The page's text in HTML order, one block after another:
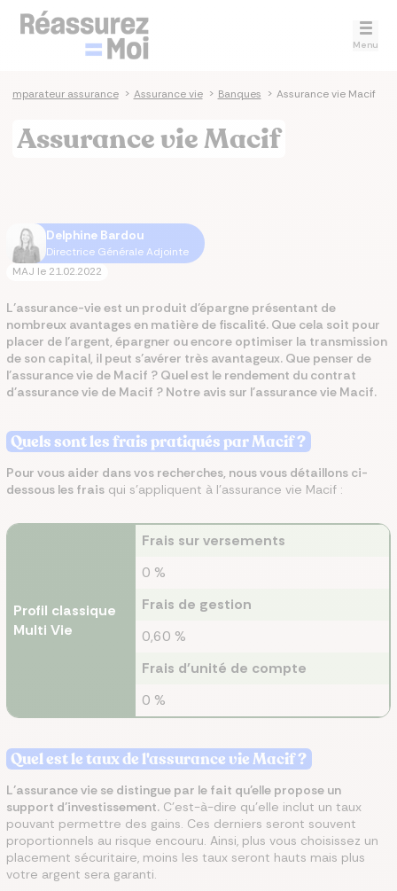
Menu
assurance > Assurance vie > Banques > Assurance vie Macif
Assurance vie Macif
Delphine Bardou
Directrice Générale Adjointe
MAJ le 21.02.2022
L’assurance-vie est un produit d’épargne présentant de
nombreux avantages en matière de fiscalité. Que cela soit pour
placer de l’argent, épargner ou encore optimiser la transmission
de son capital, il peut s’avérer très avantageux. Que penser de
l'assurance vie de Macif ? Quel est le rendement du contrat
d'assurance vie de Macif ? Notre avis sur l'assurance vie Macif.
Quels sont les frais pratiqués par Macif ?
Pour vous aider dans vos recherches, nous vous détaillons ci-
dessous les frais qui s’appliquent à l’assurance vie Macif :
Profil classique
Multi Vie
Frais sur versements
0 %
Frais de gestion
0,60 %
Frais d'unité de compte
0 %
Quel est le taux de l'assurance vie Macif ?
L’assurance vie se distingue par le fait qu’elle propose un
support d’investissement. C’est-à-dire qu’elle inclut un taux
pouvant permettre des gains. Ces derniers seront souvent
proportionnels au risque encouru. Ainsi, plus vous choisissez un
placement sécuritaire, moins les taux seront hauts mais plus
votre argent sera garanti.